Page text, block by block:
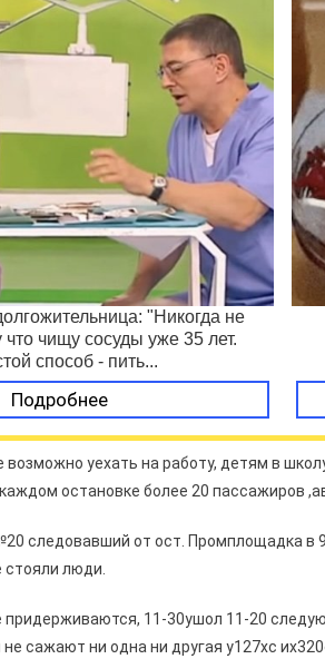
"Никогда не
чищу сосуды уже 35 лет.
способ - пить...
Подробнее
возможно уехать на работу, детям в
остановке более 20 пассажиров
следовавший от ост. Промплощадка в
стояли люди.
11-30ушол 11-20
сажают ни одна ни другая у127хс